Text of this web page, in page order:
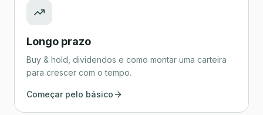
Longo prazo
Buy & hold, dividendos e como montar uma carteira
para crescer com o tempo.
Começar pelo básico